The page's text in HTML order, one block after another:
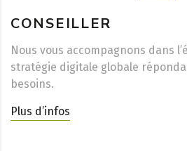
CONSEILLER
Nous vous accompagnons dans
stratégie digitale globale
besoins.
Plus d’infos